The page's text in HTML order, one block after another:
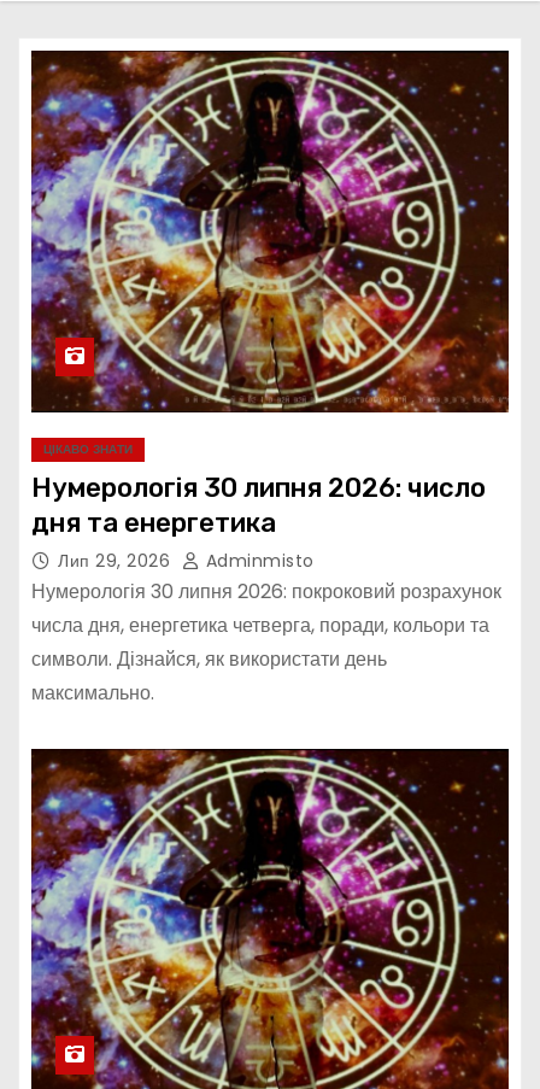
ЦІКАВО ЗНАТИ
Нумерологія 30 липня 2026: число
дня та енергетика
Лип 29, 2026 Adminmisto
Нумерологія 30 липня 2026: покроковий розрахунок
числа дня, енергетика четверга, поради, кольори та
символи. Дізнайся, як використати день
максимально.